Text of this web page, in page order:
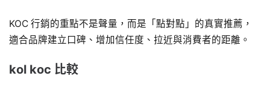
KOC 行銷的重點不是聲量，而是「點對點」的真實推薦，
適合品牌建立口碑、增加信任度、拉近與消費者的距離。
kol koc 比較